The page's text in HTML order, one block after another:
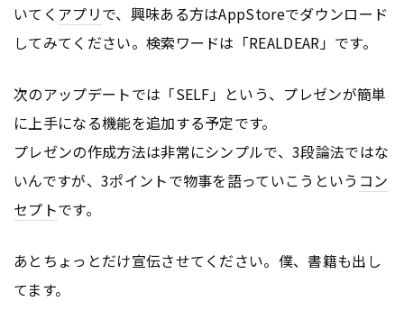
いてく アプリで、興味ある方はAppStoreでダウンロード
してみてください。検索ワードは「REALDEAR」です。
次のアップデートでは「SELF」という、プレゼンが簡単
に上手になる機能を追加する予定です。
プレゼンの作成方法は非常にシンプルで、3段論法ではな
いんですが、3ポイントで物事を語っていこうという コン
セプトです。
あとちょっとだけ宣伝させてください。僕、書籍も出し
てます。